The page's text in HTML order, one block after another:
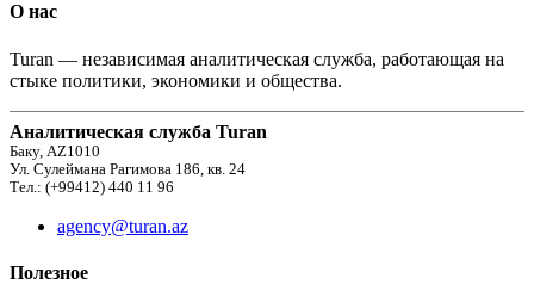
О нас
Turan — независимая аналитическая служба, работающая на
стыке политики, экономики и общества.
Аналитическая служба Turan
Баку, AZ1010
Ул. Сулеймана Рагимова 186, кв. 24
Тел.: (+99412) 440 11 96
agency@turan.az
Полезное